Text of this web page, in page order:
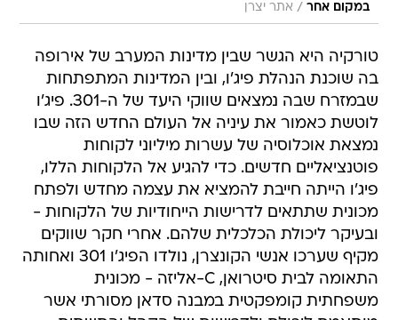
במקום אחר / אתר יצרן
טורקיה היא הגשר שבין מדינות המערב של אירופה
בה שוכנת הנהלת פיג'ו, ובין המדינות המתפתחות
שבמזרח שבה נמצאים שווקי היעד של ה-301. פיג'ו
לוטשת כאמור את עיניה אל העולם החדש הזה שבו
נמצאת אוכלוסיה של עשרות מיליוני לקוחות
פוטנציאליים חדשים. כדי להגיע אל הלקוחות הללו,
פיג'ו הייתה חייבת להמציא את עצמה מחדש ולפתח
מכונית שתתאים לדרישות הייחודיות של הלקוחות -
ובעיקר ליכולת הכלכלית שלהם. אחרי חקר שווקים
מקיף שערכו אנשי הקונצרן, נולדו הפיג'ו 301 ואחותה
התאומה לבית סיטרואן, C-אליזה - מכונית
משפחתית קומפקטית במבנה סדאן מסורתי אשר